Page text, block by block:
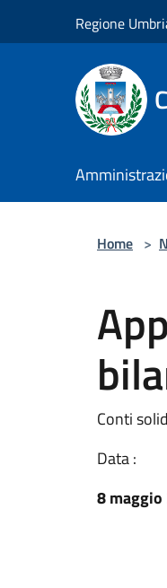
Regione
Home >
Conti
Data :
8